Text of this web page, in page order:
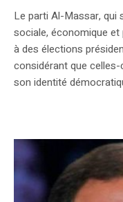
Le parti Al-Massar, qui
sociale, économique et
à des élections
considérant que
son identité